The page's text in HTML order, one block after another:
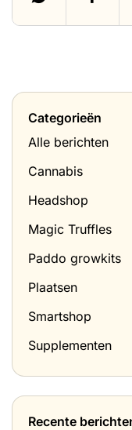
Categorieën
Alle berichten
Cannabis
Headshop
Magic Truffles
Paddo growkits
Plaatsen
Smartshop
Supplementen
Recente